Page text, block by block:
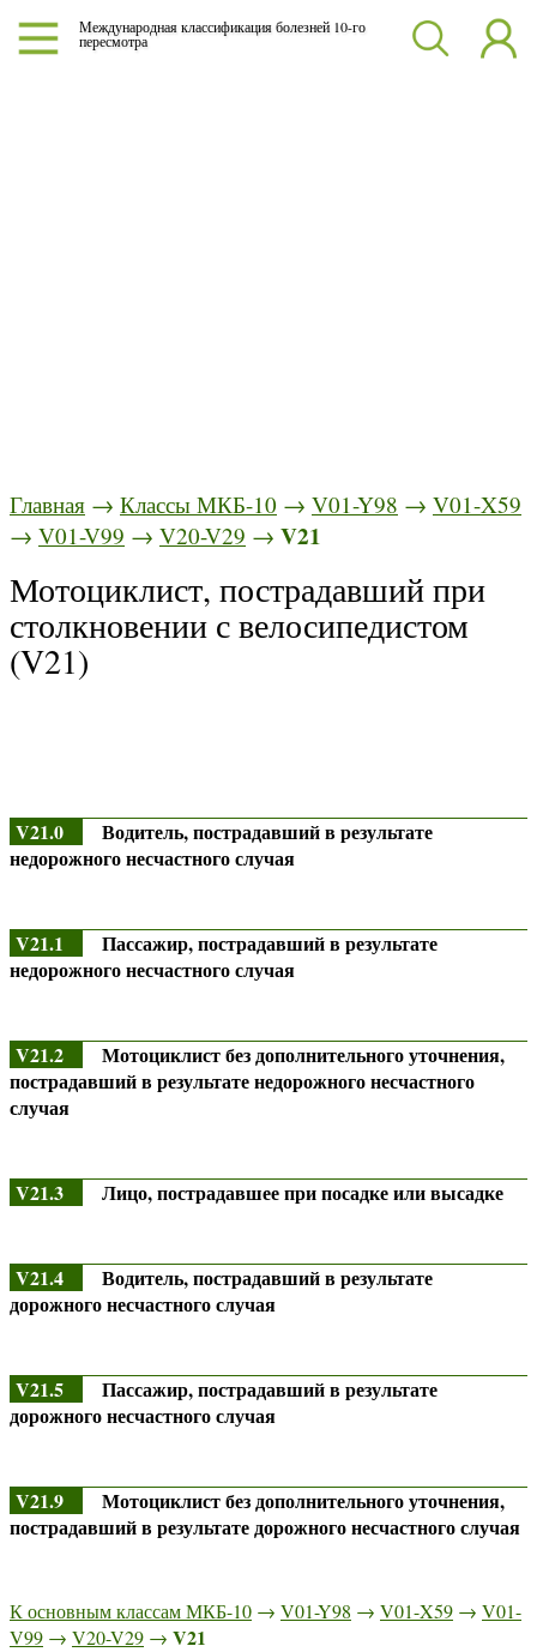
Международная классификация болезней 10-го
пересмотра
Главная → Классы МКБ-10 → V01-Y98 → V01-X59
→ V01-V99 → V20-V29 → V21
Мотоциклист, пострадавший при
столкновении с велосипедистом
(V21)
V21.0
Водитель, пострадавший в результате
недорожного несчастного случая
V21.1
Пассажир, пострадавший в результате
недорожного несчастного случая
V21.2
Мотоциклист без дополнительного уточнения,
пострадавший в результате недорожного несчастного
случая
V21.3 Лицо, пострадавшее при посадке или высадке
V21.4
Водитель, пострадавший в результате
дорожного несчастного случая
V21.5
Пассажир, пострадавший в результате
дорожного несчастного случая
V21.9
Мотоциклист без дополнительного уточнения,
пострадавший в результате дорожного несчастного случая
К основным классам МКБ-10 → V01-Y98 → V01-X59 → V01-
V99 → V20-V29 → V21